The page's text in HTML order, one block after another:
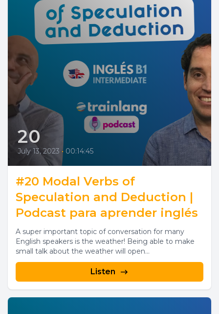
20
July 13, 2023 • 00:14:45
#20 Modal Verbs of
Speculation and Deduction |
Podcast para aprender inglés
A super important topic of conversation for many
English speakers is the weather! Being able to make
small talk about the weather will open...
Listen